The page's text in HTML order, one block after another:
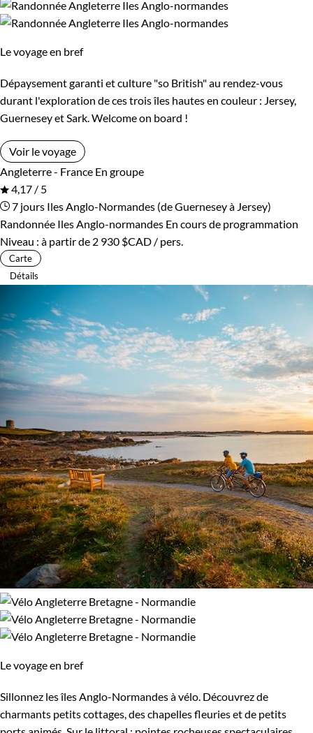
Le voyage en bref
Dépaysement garanti et culture "so British" au rendez-vous
durant l'exploration de ces trois îles hautes en couleur : Jersey,
Guernesey et Sark. Welcome on board !
Voir le voyage
Angleterre - France En groupe
4,17 / 5
7 jours Iles Anglo-Normandes (de Guernesey à Jersey)
Randonnée Iles Anglo-normandes En cours de programmation
Niveau : à partir de 2 930 $CAD / pers.
Carte
Détails
Le voyage en bref
Sillonnez les îles Anglo-Normandes à vélo. Découvrez de
charmants petits cottages, des chapelles fleuries et de petits